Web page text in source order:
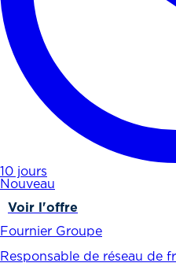
10 jours
Nouveau
Voir l'offre
Fournier Groupe
Responsable de réseau de